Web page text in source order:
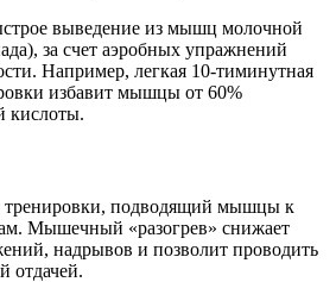
выведение из мышц молочной
за счет аэробных упражнений
Например, легкая 10-тиминутная
избавит мышцы от 60%
кислоты.
тренировки, подводящий мышцы к
Мышечный «разогрев» снижает
надрывов и позволит проводить
отдачей.